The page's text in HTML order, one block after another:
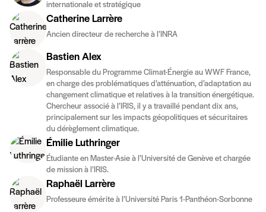
internationale et stratégique
Catherine Larrère
Ancien directeur de recherche à l’INRA
Bastien Alex
Responsable du Programme Climat-Énergie au WWF France,
en charge des problématiques d’atténuation, d’adaptation au
changement climatique et relatives à la transition énergétique.
Chercheur associé à l’IRIS, il y a travaillé pendant dix ans,
principalement sur les impacts géopolitiques et sécuritaires
du dérèglement climatique.
Émilie Luthringer
Étudiante en Master-Asie à l’Université de Genève et chargée
de mission à l’IRIS.
Raphaël Larrère
Professeure émérite à l’Université Paris 1-Panthéon-Sorbonne